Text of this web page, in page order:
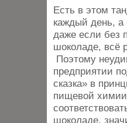
Есть в этом
каждый день, а
даже если без
шоколаде, всё
Поэтому
предприятии
сказка» в
пищевой
шоколаде,